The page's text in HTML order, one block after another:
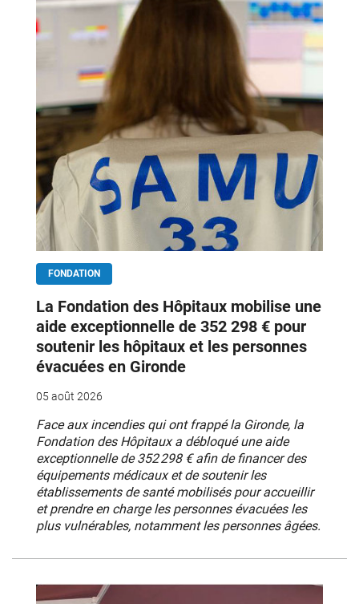
FONDATION
La Fondation des Hôpitaux mobilise une
aide exceptionnelle de 352 298 € pour
soutenir les hôpitaux et les personnes
évacuées en Gironde
05 août 2026
Face aux incendies qui ont frappé la Gironde, la
Fondation des Hôpitaux a débloqué une aide
exceptionnelle de 352 298 € afin de financer des
équipements médicaux et de soutenir les
établissements de santé mobilisés pour accueillir
et prendre en charge les personnes évacuées les
plus vulnérables, notamment les personnes âgées.